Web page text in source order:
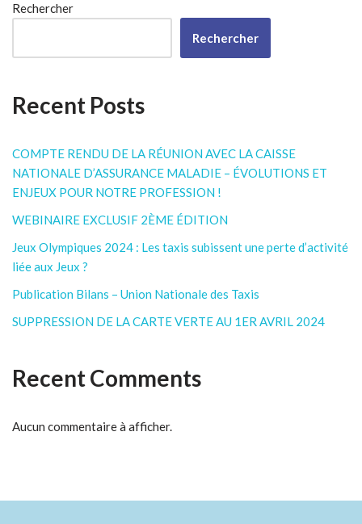
Rechercher
Rechercher
Recent Posts
COMPTE RENDU DE LA RÉUNION AVEC LA CAISSE
NATIONALE D’ASSURANCE MALADIE – ÉVOLUTIONS ET
ENJEUX POUR NOTRE PROFESSION !
WEBINAIRE EXCLUSIF 2ÈME ÉDITION
Jeux Olympiques 2024 : Les taxis subissent une perte d’activité
liée aux Jeux ?
Publication Bilans – Union Nationale des Taxis
SUPPRESSION DE LA CARTE VERTE AU 1ER AVRIL 2024
Recent Comments
Aucun commentaire à afficher.